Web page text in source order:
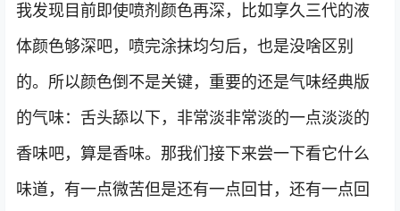
我发现目前即使喷剂颜色再深，比如享久三代的液
体颜色够深吧，喷完涂抹均匀后，也是没啥区别
的。所以颜色倒不是关键，重要的还是气味经典版
的气味：舌头舔以下，非常淡非常淡的一点淡淡的
香味吧，算是香味。那我们接下来尝一下看它什么
味道，有一点微苦但是还有一点回甘，还有一点回